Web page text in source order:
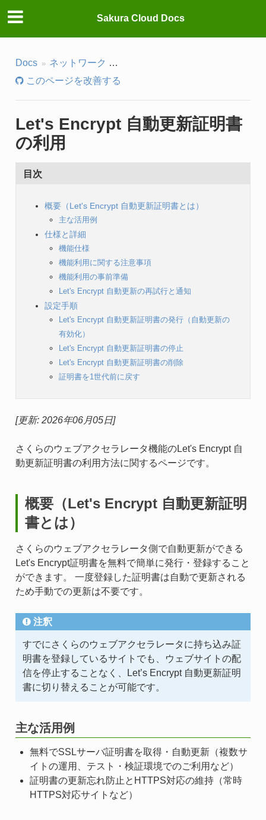
Sakura Cloud Docs
Docs ネットワーク
このページを改善する
Let's Encrypt 自動更新証明書
の利用
目次
概要（Let's Encrypt 自動更新証明書とは）
主な活用例
仕様と詳細
機能仕様
機能利用に関する注意事項
機能利用の事前準備
Let's Encrypt 自動更新の再試行と通知
設定手順
Let's Encrypt 自動更新証明書の発行（自動更新の
有効化）
Let's Encrypt 自動更新証明書の停止
Let's Encrypt 自動更新証明書の削除
証明書を1世代前に戻す
[更新: 2026年06月05日]
さくらのウェブアクセラレータ機能のLet's Encrypt 自
動更新証明書の利用方法に関するページです。
概要（Let's Encrypt 自動更新証明
書とは）
さくらのウェブアクセラレータ側で自動更新ができる
Let's Encrypt証明書を無料で簡単に発行・登録すること
ができます。 一度登録した証明書は自動で更新される
ため手動での更新は不要です。
注釈
すでにさくらのウェブアクセラレータに持ち込み証
明書を登録しているサイトでも、ウェブサイトの配
信を停止することなく、Let’s Encrypt 自動更新証明
書に切り替えることが可能です。
主な活用例
無料でSSLサーバ証明書を取得・自動更新（複数サ
イトの運用、テスト・検証環境でのご利用など）
証明書の更新忘れ防止とHTTPS対応の維持（常時
HTTPS対応サイトなど）